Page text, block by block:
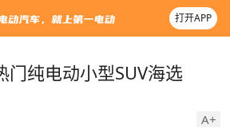
打开APP
门纯电动小型SUV海选
A+